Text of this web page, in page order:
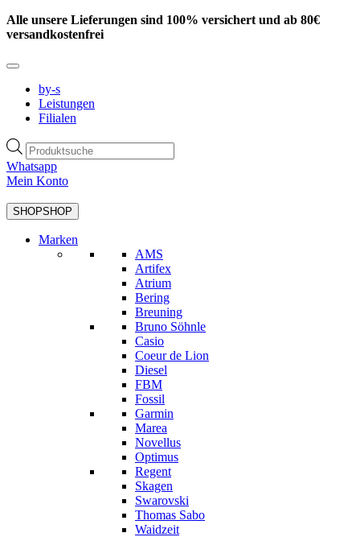
Zum
Inhalt
Alle unsere Lieferungen sind 100% versichert und ab 80€
versandkostenfrei
by-s
Leistungen
Filialen
Products
search
Whatsapp
Mein Konto
SHOPSHOP
Marken
AMS
Artifex
Atrium
Bering
Breuning
Bruno Söhnle
Casio
Coeur de Lion
Diesel
FBM
Fossil
Garmin
Marea
Novellus
Optimus
Regent
Skagen
Swarovski
Thomas Sabo
Waidzeit